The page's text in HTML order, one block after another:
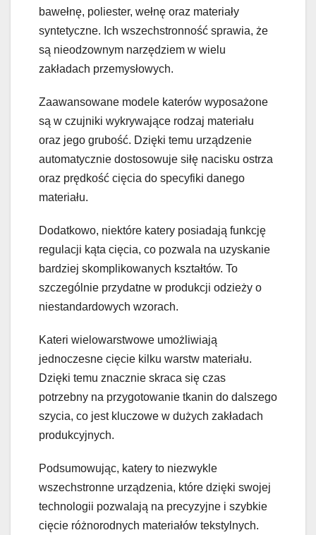
bawełnę, poliester, wełnę oraz materiały
syntetyczne. Ich wszechstronność sprawia, że
są nieodzownym narzędziem w wielu
zakładach przemysłowych.
Zaawansowane modele katerów wyposażone
są w czujniki wykrywające rodzaj materiału
oraz jego grubość. Dzięki temu urządzenie
automatycznie dostosowuje siłę nacisku ostrza
oraz prędkość cięcia do specyfiki danego
materiału.
Dodatkowo, niektóre katery posiadają funkcję
regulacji kąta cięcia, co pozwala na uzyskanie
bardziej skomplikowanych kształtów. To
szczególnie przydatne w produkcji odzieży o
niestandardowych wzorach.
Kateri wielowarstwowe umożliwiają
jednoczesne cięcie kilku warstw materiału.
Dzięki temu znacznie skraca się czas
potrzebny na przygotowanie tkanin do dalszego
szycia, co jest kluczowe w dużych zakładach
produkcyjnych.
Podsumowując, katery to niezwykle
wszechstronne urządzenia, które dzięki swojej
technologii pozwalają na precyzyjne i szybkie
cięcie różnorodnych materiałów tekstylnych.